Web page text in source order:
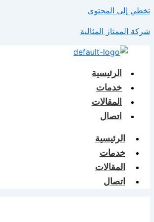
تخطي إلى المحتوى
شركة الممتاز المثالية
الرئيسية
خدمات
المقالات
اتصال
الرئيسية
خدمات
المقالات
اتصال